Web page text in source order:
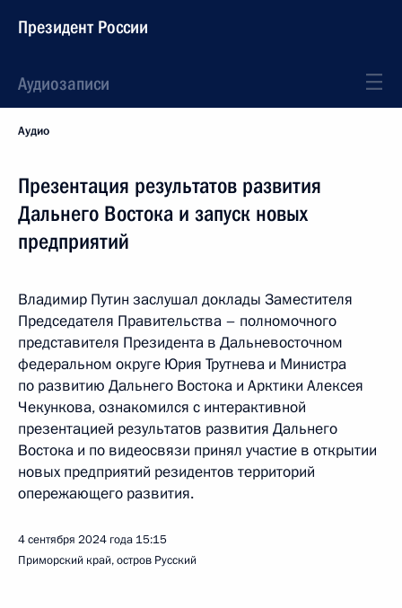
Президент России
Аудиозаписи
Аудио
Презентация результатов развития
Дальнего Востока и запуск новых
предприятий
Владимир Путин заслушал доклады Заместителя
Председателя Правительства – полномочного
представителя Президента в Дальневосточном
федеральном округе Юрия Трутнева и Министра
по развитию Дальнего Востока и Арктики Алексея
Чекункова, ознакомился с интерактивной
презентацией результатов развития Дальнего
Востока и по видеосвязи принял участие в открытии
новых предприятий резидентов территорий
опережающего развития.
4 сентября 2024 года 15:15
Приморский край, остров Русский